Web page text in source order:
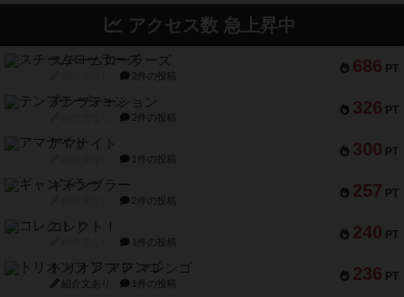
アクセス数 急上昇中
686 PT
スチームローラーズ
2件の投稿
326 PT
テンプテーション
2件の投稿
300 PT
アマナイト
1件の投稿
257 PT
ギャンブラー
2件の投稿
240 PT
コレクト！
1件の投稿
236 PT
トリオンフ ア マレンゴ
紹介文あり 1件の投稿